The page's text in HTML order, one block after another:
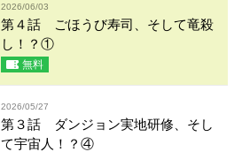
2026/06/03
第４話 ごほうび寿司、そして竜殺
し！？①
無料
2026/05/27
第３話 ダンジョン実地研修、そし
て宇宙人！？④